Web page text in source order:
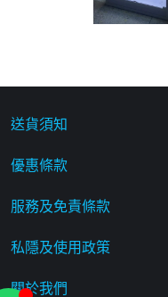
送貨須知
優惠條款
服務及免責條款
私隱及使用政策
關於我們